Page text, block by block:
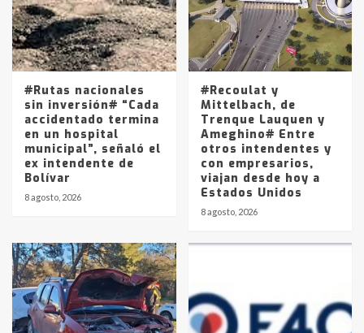
Los precios de los combustibles en
La Pampa, desde YPF hasta Axion
entre 857 a 1338 pesos
#Rutas nacionales
sin inversión# “Cada
accidentado termina
en un hospital
municipal”, señaló el
ex intendente de
Bolívar
8 agosto, 2026
#Recoulat y
Mittelbach, de
Trenque Lauquen y
Ameghino# Entre
otros intendentes y
con empresarios,
viajan desde hoy a
Estados Unidos
8 agosto, 2026